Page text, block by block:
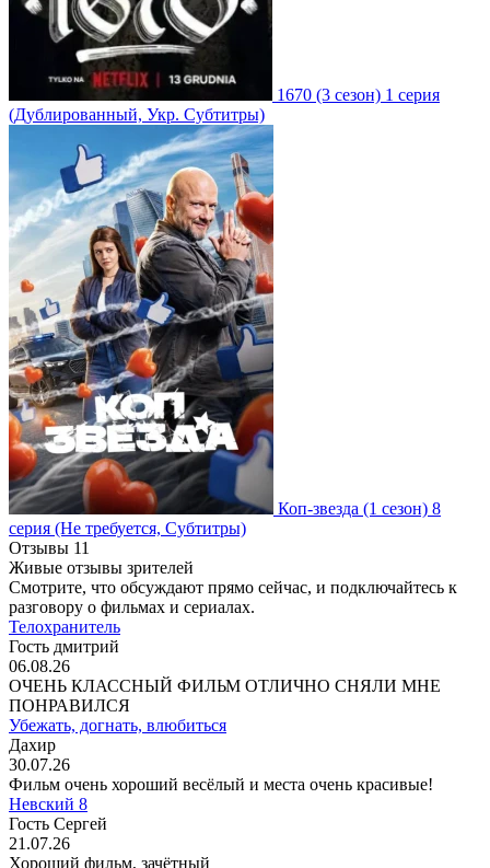
1670 (3 сезон) 1 серия
(Дублированный, Укр. Субтитры)
Коп-звезда (1 сезон) 8
серия (Не требуется, Субтитры)
Отзывы 11
Живые отзывы зрителей
Смотрите, что обсуждают прямо сейчас, и подключайтесь к
разговору о фильмах и сериалах.
Телохранитель
Гость дмитрий
06.08.26
ОЧЕНЬ КЛАССНЫЙ ФИЛЬМ ОТЛИЧНО СНЯЛИ МНЕ
ПОНРАВИЛСЯ
Убежать, догнать, влюбиться
Дахир
30.07.26
Фильм очень хороший весёлый и места очень красивые!
Невский 8
Гость Сергей
21.07.26
Хороший фильм, зачётный